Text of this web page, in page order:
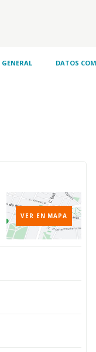
DATOS
VER EN MAPA